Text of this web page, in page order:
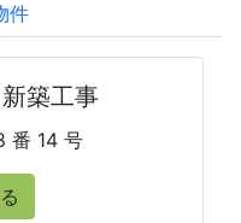
件
築工事
番 14 号